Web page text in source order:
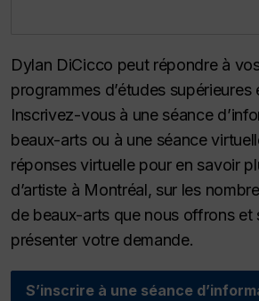
Dylan DiCicco peut répondre à
programmes d’études supérieures
Inscrivez-vous à une séance
beaux-arts ou à une séance
réponses virtuelle pour en savoir
d’artiste à Montréal, sur les
de beaux-arts que nous offrons et
présenter votre demande.
S’inscrire à une séance